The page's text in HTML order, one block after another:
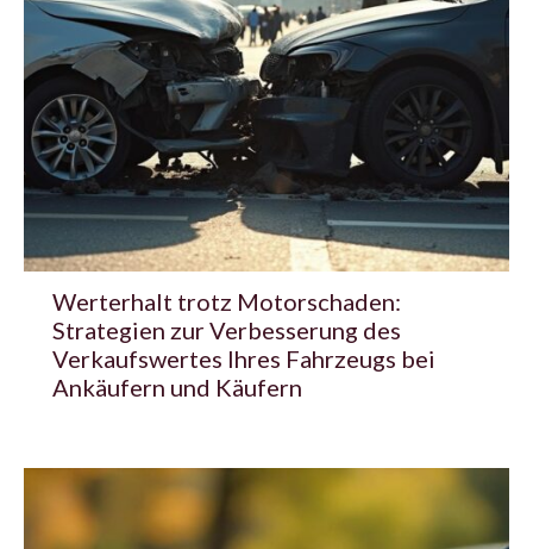
Werterhalt trotz Motorschaden:
Strategien zur Verbesserung des
Verkaufswertes Ihres Fahrzeugs bei
Ankäufern und Käufern